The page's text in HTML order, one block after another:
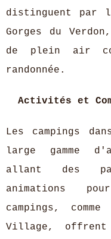
distinguent par
Gorges du
de plein air
randonnée.
Activités et
Les campings
large gamme
allant des
animations
campings,
Village,